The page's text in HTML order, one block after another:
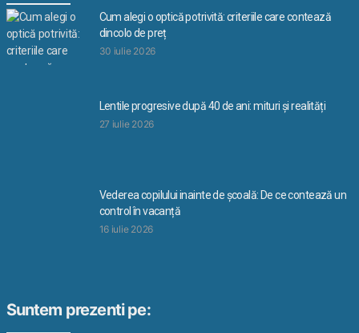
Cum alegi o optică potrivită: criteriile care contează
dincolo de preț
30 iulie 2026
Lentile progresive după 40 de ani: mituri și realități
27 iulie 2026
Vederea copilului inainte de școală: De ce contează un
control în vacanță
16 iulie 2026
Suntem prezenti pe: